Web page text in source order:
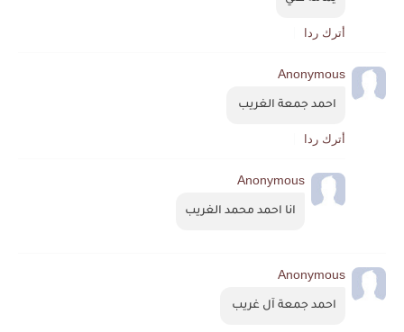
أترك ردا
Anonymous
احمد جمعة الغريب
أترك ردا
Anonymous
انا احمد محمد الغريب
Anonymous
احمد جمعة آل غريب